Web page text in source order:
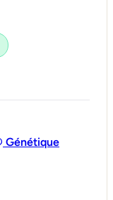
Génétique